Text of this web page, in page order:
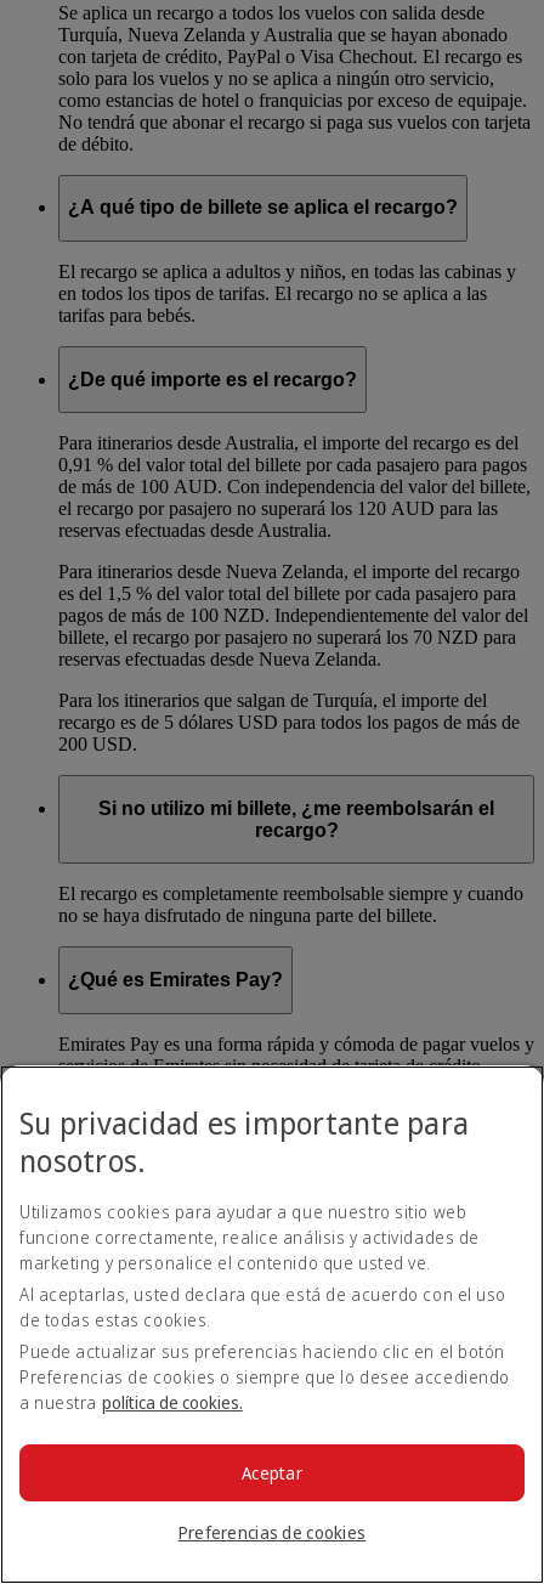
Se aplica un recargo a todos los vuelos con salida desde
Turquía, Nueva Zelanda y Australia que se hayan abonado
con tarjeta de crédito, PayPal o Visa Chechout. El recargo es
solo para los vuelos y no se aplica a ningún otro servicio,
como estancias de hotel o franquicias por exceso de equipaje.
No tendrá que abonar el recargo si paga sus vuelos con tarjeta
de débito.
¿A qué tipo de billete se aplica el recargo?
El recargo se aplica a adultos y niños, en todas las cabinas y
en todos los tipos de tarifas. El recargo no se aplica a las
tarifas para bebés.
¿De qué importe es el recargo?
Para itinerarios desde Australia, el importe del recargo es del
0,91 % del valor total del billete por cada pasajero para pagos
de más de 100 AUD. Con independencia del valor del billete,
el recargo por pasajero no superará los 120 AUD para las
reservas efectuadas desde Australia.
Para itinerarios desde Nueva Zelanda, el importe del recargo
es del 1,5 % del valor total del billete por cada pasajero para
pagos de más de 100 NZD. Independientemente del valor del
billete, el recargo por pasajero no superará los 70 NZD para
reservas efectuadas desde Nueva Zelanda.
Para los itinerarios que salgan de Turquía, el importe del
recargo es de 5 dólares USD para todos los pagos de más de
200 USD.
Si no utilizo mi billete, ¿me reembolsarán el
recargo?
El recargo es completamente reembolsable siempre y cuando
no se haya disfrutado de ninguna parte del billete.
¿Qué es Emirates Pay?
Emirates Pay es una forma rápida y cómoda de pagar vuelos y
servicios de Emirates sin necesidad de tarjeta de crédito.
Bank y la IATA, ofrece una mayor seguridad con una nueva
opción de pago contactless.
Cuando reserve un vuelo en emirates.com, tendrá
vincular su cuenta bancaria a Emirates Pay de forma segura y
completar su reserva.
Volver a Todos los temas
Volver arriba
Todos los temas de preguntas frecuentes
Móvil y app de Emirates
Preparación del viaje
Su privacidad es importante para
nosotros.
Utilizamos cookies para ayudar a que nuestro sitio web
funcione correctamente, realice análisis y actividades de
marketing y personalice el contenido que usted ve.
Al aceptarlas, usted declara que está de acuerdo con el uso
de todas estas cookies.
Puede actualizar sus preferencias haciendo clic en el botón
Preferencias de cookies o siempre que lo desee accediendo
a nuestra política de cookies.
Preferencias de cookies
Aceptar